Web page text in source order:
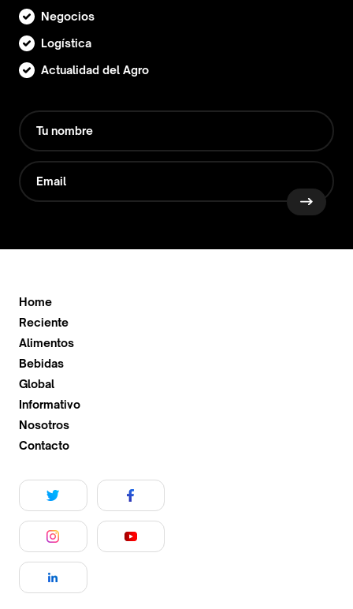
Negocios
Logística
Actualidad del Agro
Home
Reciente
Alimentos
Bebidas
Global
Informativo
Nosotros
Contacto